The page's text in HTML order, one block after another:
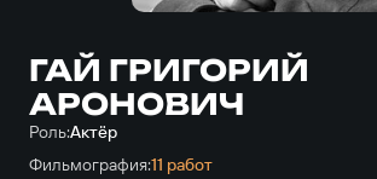
ГАЙ ГРИГОРИЙ
АРОНОВИЧ
Роль:Актёр
Фильмография:11 работ